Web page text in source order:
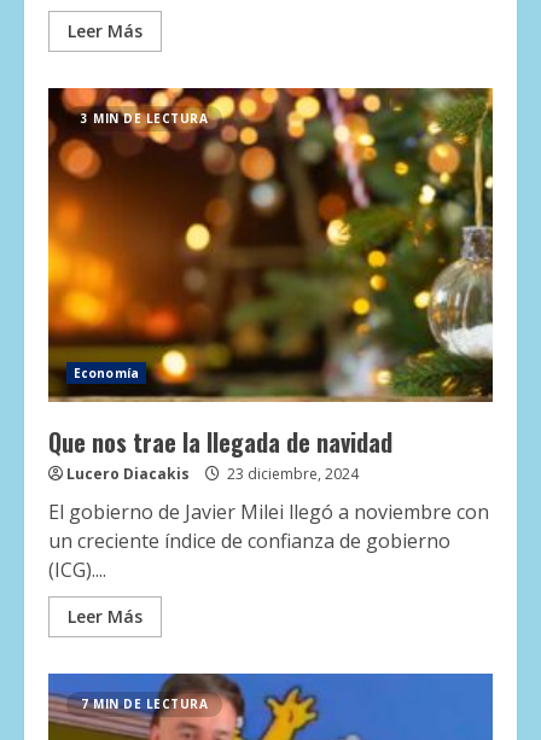
Leer Más
3 MIN DE LECTURA
Economía
Que nos trae la llegada de navidad
Lucero Diacakis 23 diciembre, 2024
El gobierno de Javier Milei llegó a noviembre con
un creciente índice de confianza de gobierno
(ICG)....
Leer Más
7 MIN DE LECTURA